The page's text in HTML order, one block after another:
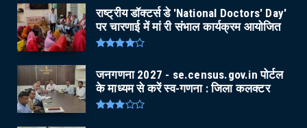
राष्ट्रीय डॉक्टर्स डे 'National Doctors' Day'
पर चारणाई में मां री संभाल कार्यक्रम आयोजित
जनगणना 2027 - se.census.gov.in पोर्टल
के माध्यम से करें स्व-गणना : जिला कलक्टर